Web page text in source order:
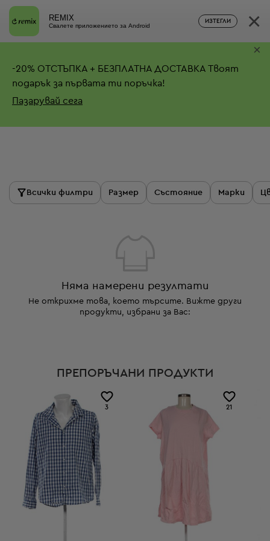
REMIX
Свалете приложението за Android
ИЗТЕГЛИ ×
-20% ОТСТЪПКА + БЕЗПЛАТНА ДОСТАВКА Твоят
подарък за първата ти поръчка!
Пазарувай сега
×
Продукти
Всички филтри Размер Състояние Марки
Няма намерени резултати
Не открихме това, което търсите. Вижте други
продукти, избрани за Вас:
ПРЕПОРЪЧАНИ ПРОДУКТИ
3 21